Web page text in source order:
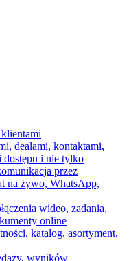
dealami, kontaktami,
dostępu i nie tylko
przez
na żywo, WhatsApp,
wideo, zadania,
online
katalog, asortyment,
wyników